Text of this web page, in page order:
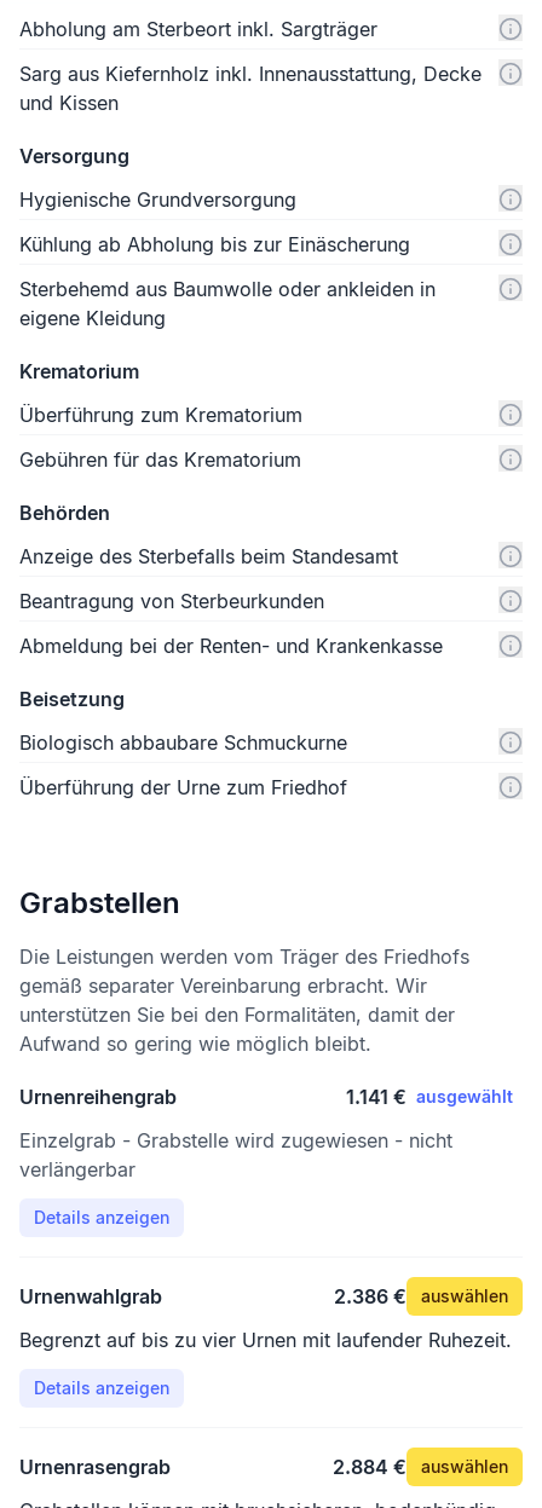
Abholung am Sterbeort inkl. Sargträger
Sarg aus Kiefernholz inkl. Innenausstattung, Decke
und Kissen
Versorgung
Hygienische Grundversorgung
Kühlung ab Abholung bis zur Einäscherung
Sterbehemd aus Baumwolle oder ankleiden in
eigene Kleidung
Krematorium
Überführung zum Krematorium
Gebühren für das Krematorium
Behörden
Anzeige des Sterbefalls beim Standesamt
Beantragung von Sterbeurkunden
Abmeldung bei der Renten- und Krankenkasse
Beisetzung
Biologisch abbaubare Schmuckurne
Überführung der Urne zum Friedhof
Grabstellen
Die Leistungen werden vom Träger des Friedhofs
gemäß separater Vereinbarung erbracht. Wir
unterstützen Sie bei den Formalitäten, damit der
Aufwand so gering wie möglich bleibt.
Urnenreihengrab 1.141 € ausgewählt
Einzelgrab - Grabstelle wird zugewiesen - nicht
verlängerbar
Details anzeigen
Urnenwahlgrab 2.386 € auswählen
Begrenzt auf bis zu vier Urnen mit laufender Ruhezeit.
Details anzeigen
Urnenrasengrab 2.884 € auswählen